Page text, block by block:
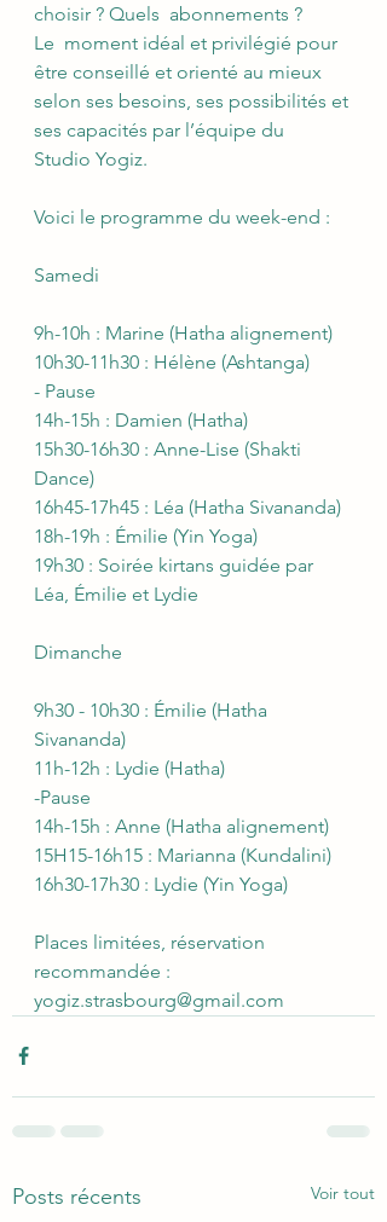
choisir ? Quels  abonnements ?
Le  moment idéal et privilégié pour
être conseillé et orienté au mieux
selon ses besoins, ses possibilités et
ses capacités par l’équipe du
Studio Yogiz.
Voici le programme du week-end :
Samedi
9h-10h : Marine (Hatha alignement)
10h30-11h30 : Hélène (Ashtanga)
- Pause
14h-15h : Damien (Hatha)
15h30-16h30 : Anne-Lise (Shakti
Dance)
16h45-17h45 : Léa (Hatha Sivananda)
18h-19h : Émilie (Yin Yoga)
19h30 : Soirée kirtans guidée par
Léa, Émilie et Lydie
Dimanche
9h30 - 10h30 : Émilie (Hatha
Sivananda)
11h-12h : Lydie (Hatha)
-Pause
14h-15h : Anne (Hatha alignement)
15H15-16h15 : Marianna (Kundalini)
16h30-17h30 : Lydie (Yin Yoga)
Places limitées, réservation
recommandée :
yogiz.strasbourg@gmail.com
Posts récents Voir tout